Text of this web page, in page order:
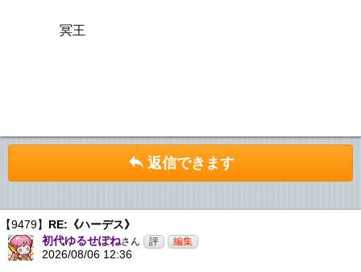
冥王
返信できます
【9479】 RE:《ハーデス》
初代ゆるせぽねさん
2026/08/06 12:36